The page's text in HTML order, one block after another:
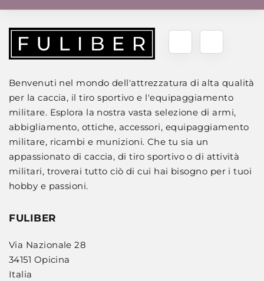
Benvenuti nel mondo dell'attrezzatura di alta qualità
per la caccia, il tiro sportivo e l'equipaggiamento
militare. Esplora la nostra vasta selezione di armi,
abbigliamento, ottiche, accessori, equipaggiamento
militare, ricambi e munizioni. Che tu sia un
appassionato di caccia, di tiro sportivo o di attività
militari, troverai tutto ciò di cui hai bisogno per i tuoi
hobby e passioni.
FULIBER
Via Nazionale 28
34151 Opicina
Italia